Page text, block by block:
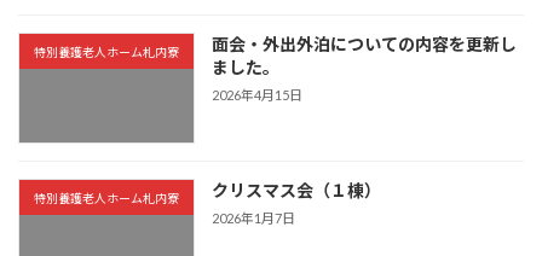
特別養護老人ホーム札内寮
面会・外出外泊についての内容を更新し
ました。
2026年4月15日
特別養護老人ホーム札内寮 クリスマス会（１棟）
2026年1月7日